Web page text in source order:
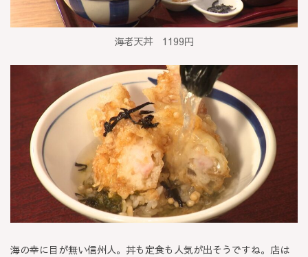
海老天丼 1199円
海の幸に目が無い信州人。丼も定食も人気が出そうですね。店は